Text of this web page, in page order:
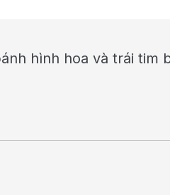
hình hoa và trái tim